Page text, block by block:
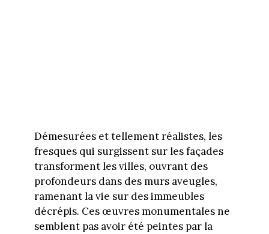
Démesurées et tellement réalistes, les
fresques qui surgissent sur les façades
transforment les villes, ouvrant des
profondeurs dans des murs aveugles,
ramenant la vie sur des immeubles
décrépis. Ces œuvres monumentales ne
semblent pas avoir été peintes par la